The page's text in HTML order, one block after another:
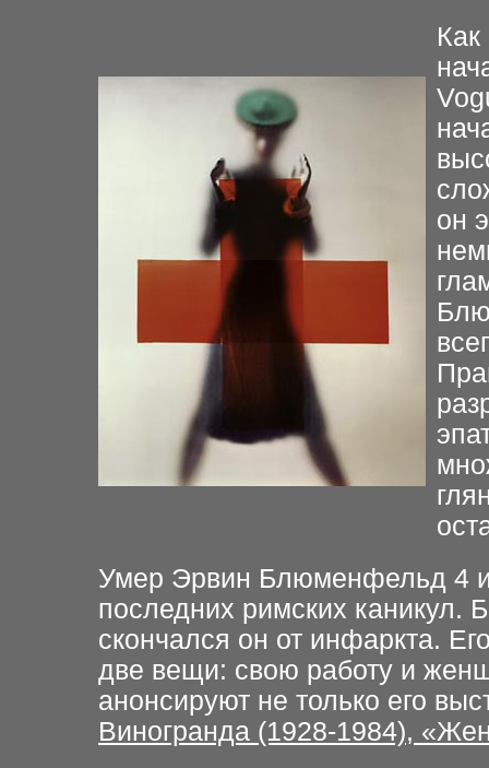
он
Умер Эрвин Блюменфельд 4
последних римских каникул.
скончался он от инфаркта.
две вещи: свою работу и
анонсируют не только его
Виногранда (1928-1984),